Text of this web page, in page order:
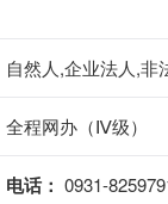
自然人,企业法人,非
全程网办（Ⅳ级）
电话： 0931-